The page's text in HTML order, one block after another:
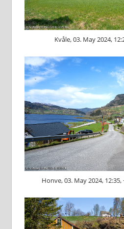
Kvåle, 03. May 2024,
Honve, 03. May 2024, 12:35,